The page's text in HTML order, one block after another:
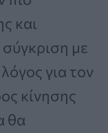
και
σύγκριση με
για τον
κίνησης
θα